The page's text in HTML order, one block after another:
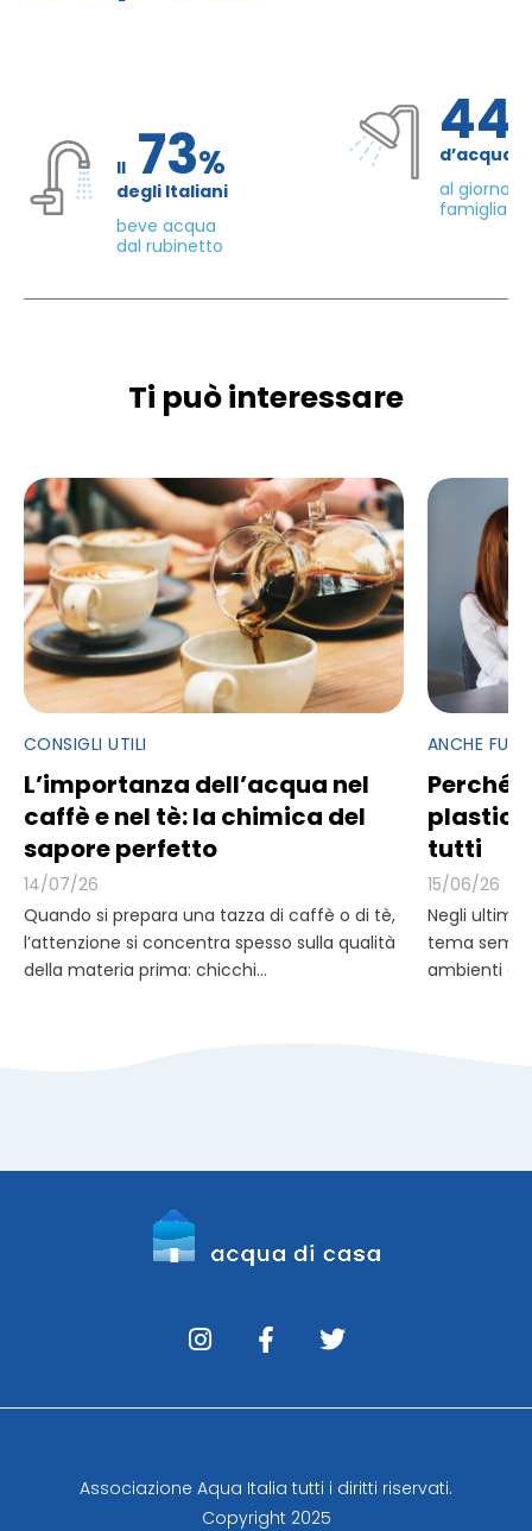
Il 73%
degli Italiani
beve acqua
dal rubinetto
d’acqua
al giorno
famiglia di
Ti può interessare
CONSIGLI UTILI
L’importanza dell’acqua nel
caffè e nel tè: la chimica del
sapore perfetto
14/07/26
Quando si prepara una tazza di caffè o di tè,
l’attenzione si concentra spesso sulla qualità
della materia prima: chicchi...
ANCHE
Perché
tutti
15/06/26
Negli ultimi
tema
ambienti di
Associazione Aqua Italia tutti i diritti riservati.
Copyright 2025